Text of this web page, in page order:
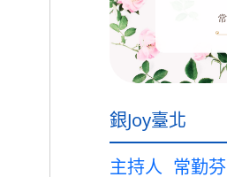
銀Joy臺北
主持人 常勤芬